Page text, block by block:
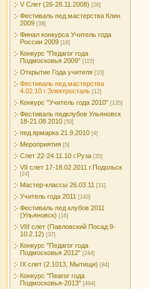
V Слет (26-28.11.2008) [26]
Фестиваль пед.мастерства Клин
2009 [38]
Финал конкурса Учитель года
России 2009 [18]
Конкурс "Педагог года
Подмосковья 2009" [115]
Открытие Года учителя [10]
Фестиваль пед.мастерства
4.02.10 г.Электросталь [12]
Конкурс "Учитель года 2010" [135]
Фестиваль педклубов Ульяновск
18-21.08.2010 [50]
пед.ярмарка 21.9.2010 [4]
Мероприятия [5]
Слет 22-24.11.10 г.Руза [35]
VII слет 17-18.02.2011 г.Подольск
[24]
Мастер-классы 26.03.11 [31]
Учитель года 2011 [143]
Фестиваль пед клубов 2011
(Ульяновск) [16]
VIII слет (Павловский Посад 9-
10.2.12) [37]
Конкурс "Педагог года
Подмосковья 2012" [244]
IX слет (2.1013, Мытищи) [84]
Конкурс "Пеагог года
Подмосковья-2013" [494]